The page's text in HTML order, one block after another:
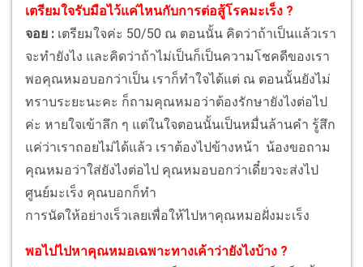
เตรียมใจรับมือไว้แค่ไหนกับการต่อสู้โรคมะเร็ง ?
จอย : เตรียมใจค่ะ 50/50 ณ ตอนนั้น คิดว่าถ้าเป็นแล้วเรา
จะทำยังไง และคิดว่าถ้าไม่เป็นก็เป็นความโชคดีของเรา
พอคุณหมอบอกว่าเป็น เราก็ทำใจได้แต่ ณ ตอนนั้นยังไม่
ทราบระยะนะคะ ก็ถามคุณหมอว่าต้องรักษายังไงต่อไป
ค่ะ หายใจเข้าลึก ๆ แต่ในใจตอนนั้นเป็นหมื่นล้านคำ รู้สึก
แค่ว่าเราถอยไม่ได้แล้ว เราต้องไปข้างหน้า น้องขอถาม
คุณหมอว่าใส่ยังไงต่อไป คุณหมอบอกว่าเดี๋ยวจะส่งไป
ศูนย์มะเร็ง คุณบอกก็ทำ
การนัดให้อย่างเร็วเลยเพื่อให้ไปหาคุณหมอฝั่งมะเร็ง
พอไปไปหาคุณหมอเฉพาะทางเค้าว่ายังไงบ้าง ?